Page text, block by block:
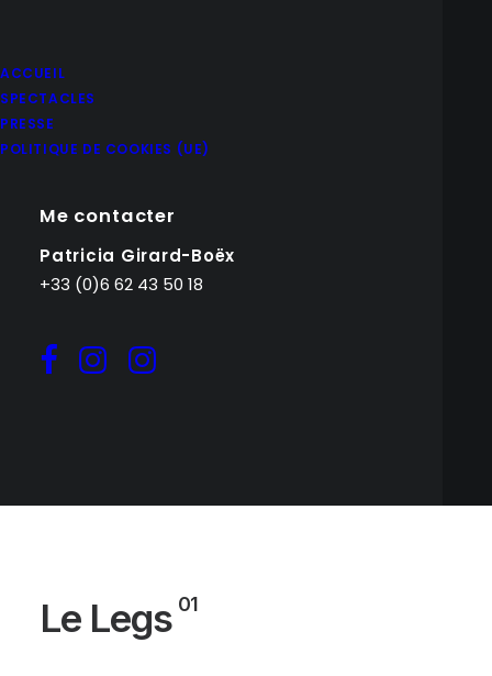
ACCUEIL
SPECTACLES
PRESSE
POLITIQUE DE COOKIES (UE)
Me contacter
Patricia Girard-Boëx
+33 (0)6 62 43 50 18
Le Legs 01